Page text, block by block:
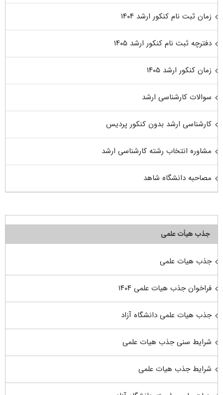
زمان ثبت نام کنکور ارشد ۱۴۰۴
دفترچه ثبت نام کنکور ارشد ۱۴۰۵
زمان کنکور ارشد ۱۴۰۵
سوالات کارشناسی ارشد
کارشناسی ارشد بدون کنکور پردیس
مشاوره انتخاب رشته کارشناسی ارشد
مصاحبه دانشگاه شاهد
جذب هیأت علمی
جذب هیات علمی
فراخوان جذب هیات علمی ۱۴۰۴
جذب هیات علمی دانشگاه آزاد
شرایط سنی جذب هیات علمی
شرایط جذب هیات علمی